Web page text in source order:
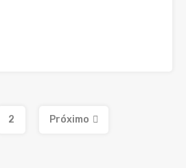
2 Próximo